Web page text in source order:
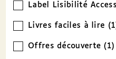
Label Lisibilité
Livres faciles à lire
Offres découverte (1)